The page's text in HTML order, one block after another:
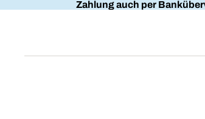
Zahlung auch per